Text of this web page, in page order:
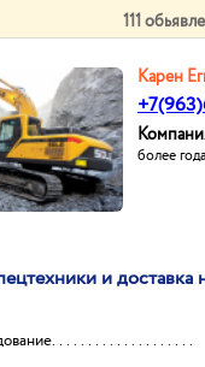
111
Карен
более
и доставка